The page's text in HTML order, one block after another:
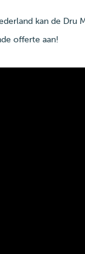
kan de Dru
offerte aan!